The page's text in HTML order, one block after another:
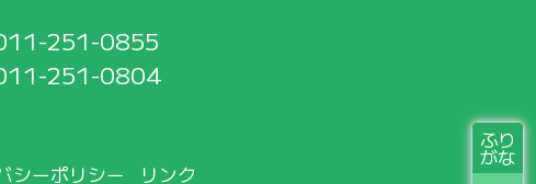
251-0855
251-0804
シーポリシー リンク
ふり
がな